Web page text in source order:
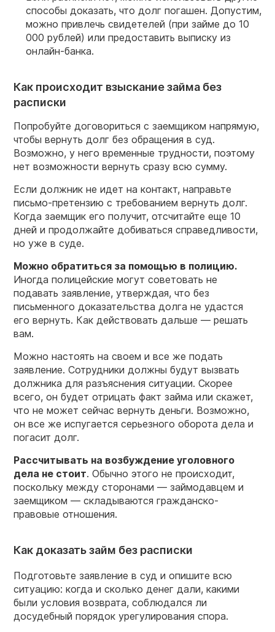
способы доказать, что долг погашен. Допустим,
можно привлечь свидетелей (при займе до 10
000 рублей) или предоставить выписку из
онлайн-банка.
Как происходит взыскание займа без
расписки
Попробуйте договориться с заемщиком напрямую,
чтобы вернуть долг без обращения в суд.
Возможно, у него временные трудности, поэтому
нет возможности вернуть сразу всю сумму.
Если должник не идет на контакт, направьте
письмо-претензию с требованием вернуть долг.
Когда заемщик его получит, отсчитайте еще 10
дней и продолжайте добиваться справедливости,
но уже в суде.
Можно обратиться за помощью в полицию.
Иногда полицейские могут советовать не
подавать заявление, утверждая, что без
письменного доказательства долга не удастся
его вернуть. Как действовать дальше — решать
вам.
Можно настоять на своем и все же подать
заявление. Сотрудники должны будут вызвать
должника для разъяснения ситуации. Скорее
всего, он будет отрицать факт займа или скажет,
что не может сейчас вернуть деньги. Возможно,
он все же испугается серьезного оборота дела и
погасит долг.
Рассчитывать на возбуждение уголовного
дела не стоит. Обычно этого не происходит,
поскольку между сторонами — займодавцем и
заемщиком — складываются гражданско-
правовые отношения.
Как доказать займ без расписки
Подготовьте заявление в суд и опишите всю
ситуацию: когда и сколько денег дали, какими
были условия возврата, соблюдался ли
досудебный порядок урегулирования спора.